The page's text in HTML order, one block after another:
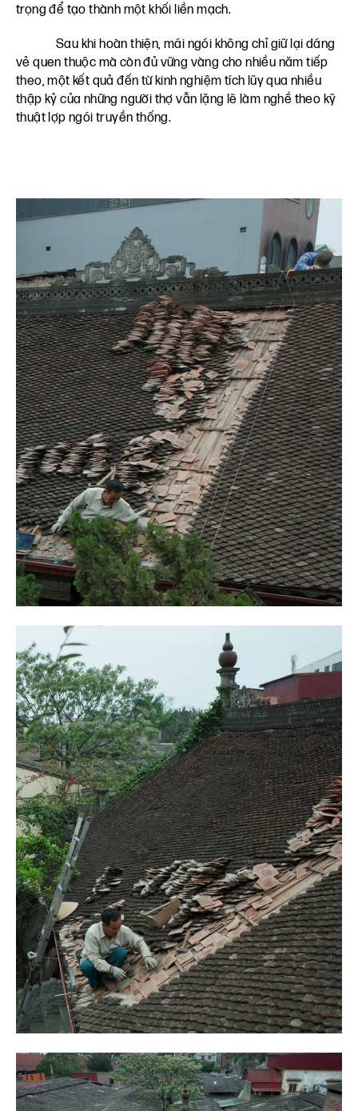
trọng để tạo thành một khối liền mạch.
Sau khi hoàn thiện, mái ngói không chỉ giữ lại dáng
vẻ quen thuộc mà còn đủ vững vàng cho nhiều năm tiếp
theo, một kết quả đến từ kinh nghiệm tích lũy qua nhiều
thập kỷ của những người thợ vẫn lặng lẽ làm nghề theo kỹ
thuật lợp ngói truyền thống.